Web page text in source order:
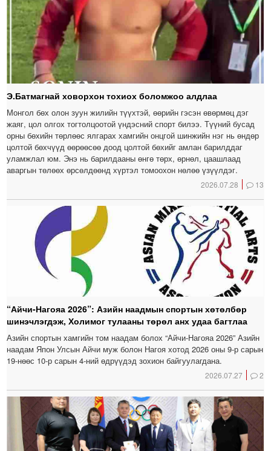
Э.Батмагнай ховорхон тохиох боломжоо алдлаа
Монгол бөх олон зуун жилийн түүхтэй, өөрийн гэсэн өвөрмөц дэг
жаяг, цол олгох тогтолцоотой үндэсний спорт билээ. Түүний бусад
орны бөхийн төрлөөс ялгарах хамгийн онцгой шинжийн нэг нь өндөр
цолтой бөхчүүд өөрөөсөө доод цолтой бөхийг амлан барилддаг
уламжлал юм. Энэ нь барилдааны өнгө төрх, өрнөл, цаашлаад
аваргын төлөөх өрсөлдөөнд хүртэл томоохон нөлөө үзүүлдэг.
2026.07.28 13
“Айчи-Нагояа 2026”: Азийн наадмын спортын хөтөлбөр
шинэчлэгдэж, Холимог тулааны төрөл анх удаа багтлаа
Азийн спортын хамгийн том наадам болох “Айчи-Нагояа 2026” Азийн
наадам Япон Улсын Айчи муж болон Нагоя хотод 2026 оны 9-р сарын
19-нөөс 10-р сарын 4-ний өдрүүдэд зохион байгуулагдана.
2026.07.27 2